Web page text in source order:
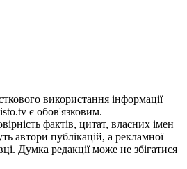
використання iнформацiї
є обов'язковим.
фактів, цитат, власних імен
автори публікацій, а рекламної
Думка редакцiї може не збiгатися